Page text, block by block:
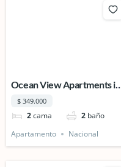
Ocean View Apartments in
the Heart of Tamarindo,
Costa Rica.
$ 349.000
2cama 2 baño
Apartamento
Nacional